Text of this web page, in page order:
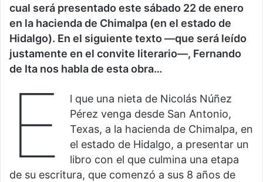
cual será presentado este sábado 22 de enero
en la hacienda de Chimalpa (en el estado de
Hidalgo). En el siguiente texto —que será leído
justamente en el convite literario—, Fernando
de Ita nos habla de esta obra…
E
l que una nieta de Nicolás Núñez
Pérez venga desde San Antonio,
Texas, a la hacienda de Chimalpa, en
el estado de Hidalgo, a presentar un
libro con el que culmina una etapa
de su escritura, que comenzó a sus 8 años de